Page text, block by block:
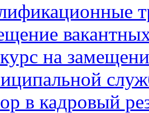
на
в кадровый